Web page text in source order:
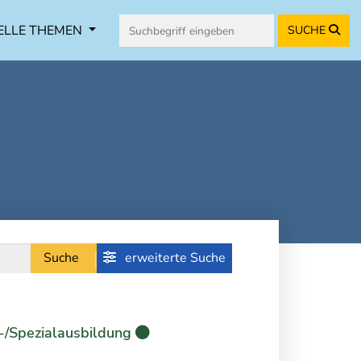
THEMEN SUCHE
Suche erweiterte Suche
Spezialausbildung